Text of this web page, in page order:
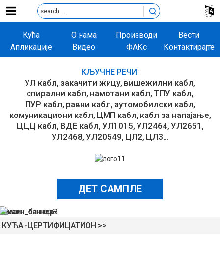
Кућа О нама Производи
Вести
Апликације
Видео ФАКс
Контактирајте
нас
КЉУЧНЕ РЕЧИ:
УЛ кабл закачити жицу вишежилни кабл
спирални кабл намотани кабл ТПУ кабл
ПУР кабл равни кабл аутомобилски кабл
комуникациони кабл ЦМП кабл кабл за напајање
ЦЦЦ кабл ВДЕ кабл УЛ1015 УЛ2464 УЛ2651
УЛ2468 УЛ20549 ЦЛ2 ЦЛ3...
ДЕТ САМПЛЕ
КУЋА ЦЕРТИФИЦАТИОН